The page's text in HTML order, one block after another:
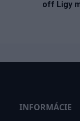
off Ligy
INFORMÁCIE